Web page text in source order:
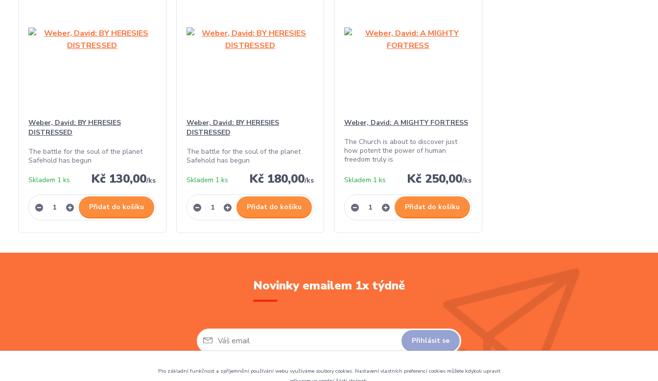
Weber, David: BY HERESIES
DISTRESSED
The battle for the soul of the planet
Safehold has begun
Kč 130,00/ks
Skladem 1 ks
Přidat do košíku
Weber, David: BY HERESIES
DISTRESSED
The battle for the soul of the planet
Safehold has begun
Kč 180,00/ks
Skladem 1 ks
Přidat do košíku
Weber, David: A MIGHTY FORTRESS
The Church is about to discover just
how potent the power of human
freedom truly is
Kč 250,00/ks
Skladem 1 ks
Přidat do košíku
Novinky emailem 1x týdně
Přihlásit se
Souhlasím se zpracováním osobních údajůza účelem rozesílky newsletteru.
Pro základní funkčnost a zpříjemnění používání webu využíváme soubory cookies. Nastavení vlastních preferencí cookies můžete kdykoli upravit